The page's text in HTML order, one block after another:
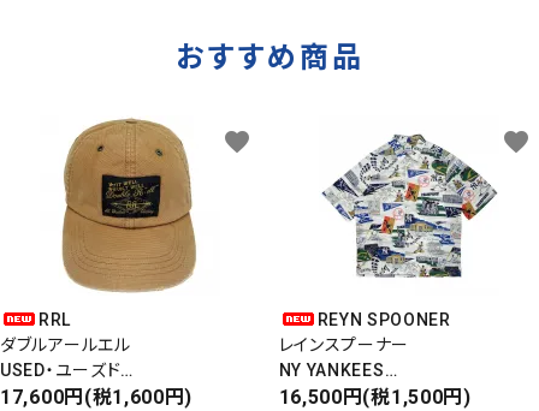
おすすめ商品
RRL
ダブルアールエル
USED・ユーズド
6PANEL CAP
17,600円(税1,600円)
favorite
REYN SPOONER
レインスプーナー
NY YANKEES
ニューヨークヤンキース
16,500円(税1,500円)
favorite